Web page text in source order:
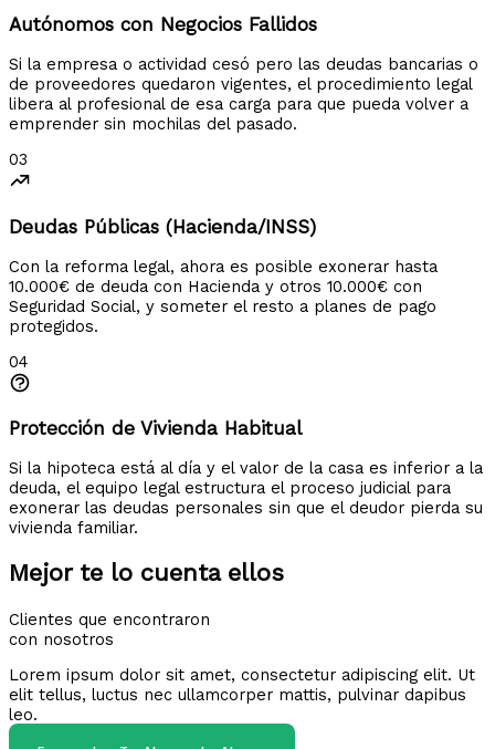
Autónomos con Negocios Fallidos
Si la empresa o actividad cesó pero las deudas bancarias o
de proveedores quedaron vigentes, el procedimiento legal
libera al profesional de esa carga para que pueda volver a
emprender sin mochilas del pasado.
03
Deudas Públicas (Hacienda/INSS)
Con la reforma legal, ahora es posible exonerar hasta
10.000€ de deuda con Hacienda y otros 10.000€ con
Seguridad Social, y someter el resto a planes de pago
protegidos.
04
Protección de Vivienda Habitual
Si la hipoteca está al día y el valor de la casa es inferior a la
deuda, el equipo legal estructura el proceso judicial para
exonerar las deudas personales sin que el deudor pierda su
vivienda familiar.
Mejor te lo cuenta ellos
Clientes que encontraron
con nosotros
Lorem ipsum dolor sit amet, consectetur adipiscing elit. Ut
elit tellus, luctus nec ullamcorper mattis, pulvinar dapibus
leo.